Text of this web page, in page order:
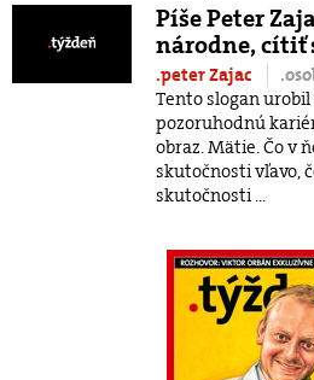
Píše Peter
národne, cítiť
.peter Zajac
Tento slogan
pozoruhodnú
obraz. Mätie. Čo v
skutočnosti vľavo,
skutočnosti ...